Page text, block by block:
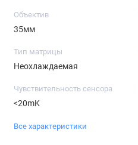
Объектив
35мм
Тип матрицы
Неохлаждаемая
Чувствительность сенсора
<20mK
Все характеристики